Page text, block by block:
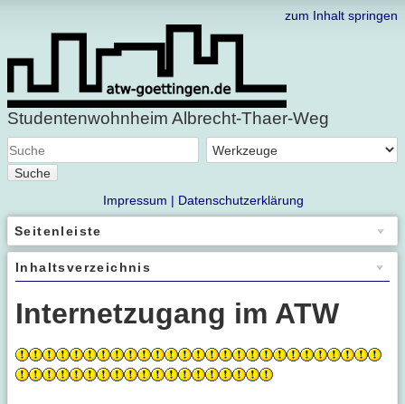
zum Inhalt springen
Studentenwohnheim Albrecht-Thaer-Weg
Suche
Datenschutzerklärung
Impressum |
Seitenleiste
Inhaltsverzeichnis
Internetzugang im ATW